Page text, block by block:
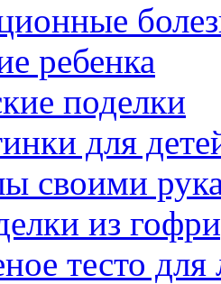
ребенка
поделки
для
своими
из
тесто для